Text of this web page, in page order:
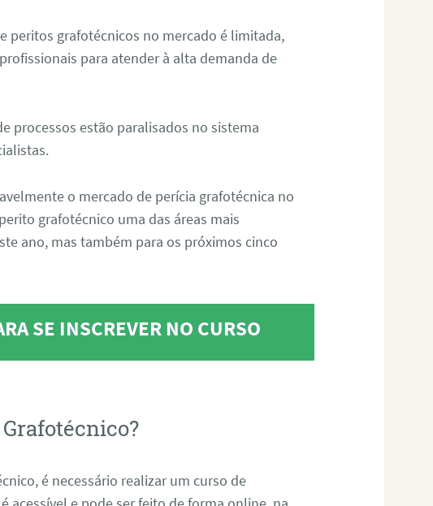
peritos grafotécnicos no mercado é limitada,
para atender à alta demanda de
processos estão paralisados no sistema
o mercado de perícia grafotécnica no
grafotécnico uma das áreas mais
ano, mas também para os próximos cinco
SE INSCREVER NO CURSO
é necessário realizar um curso de